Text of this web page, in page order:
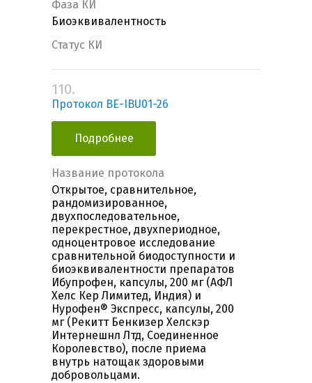
Фаза КИ
Биоэквивалентность
Статус КИ
110.
Протокол BE-IBU01-26
Подробнее
Название протокола
Открытое, сравнительное,
рандомизированное,
двухпоследовательное,
перекрестное, двухпериодное,
одноцентровое исследование
сравнительной биодоступности и
биоэквивалентности препаратов
Ибупрофен, капсулы, 200 мг (АФЛ
Хелс Кер Лимитед, Индия) и
Нурофен® Экспресс, капсулы, 200
мг (Рекитт Бенкизер Хелскэр
Интернешнл Лтд, Соединенное
Королевство), после приема
внутрь натощак здоровыми
добровольцами.